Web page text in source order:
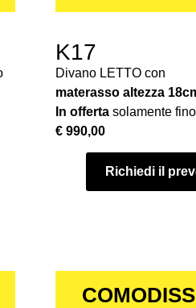
K17
Divano LETTO con
materasso altezza
In offertasolamente
€ 990,00
Richiedi il